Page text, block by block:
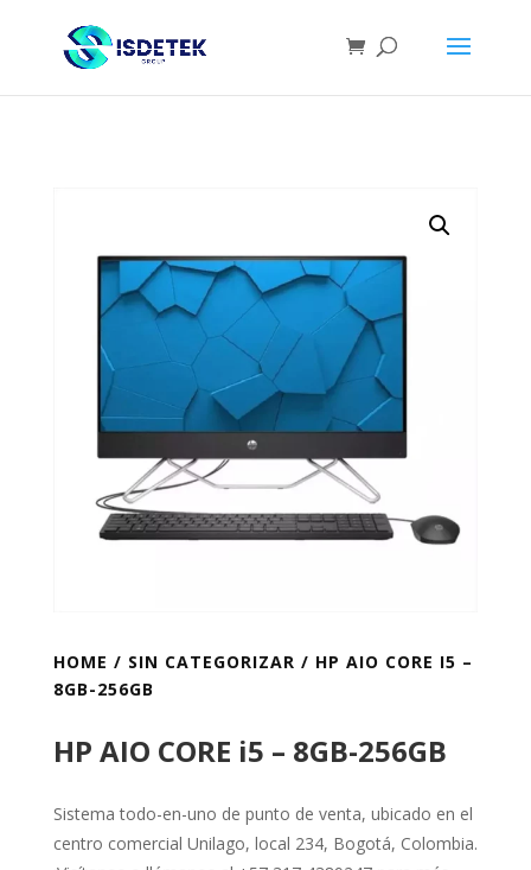
HOME / SIN CATEGORIZAR / HP AIO CORE I5 –
8GB-256GB
HP AIO CORE i5 – 8GB-256GB
Sistema todo-en-uno de punto de venta, ubicado en el
centro comercial Unilago, local 234, Bogotá, Colombia.